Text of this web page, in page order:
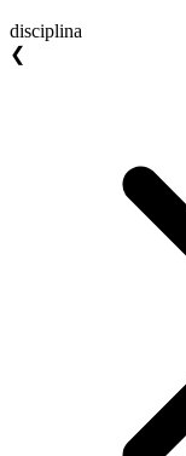
disciplina
❮